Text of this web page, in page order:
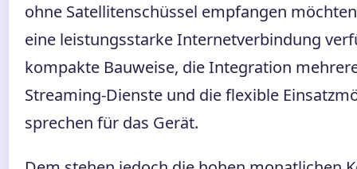
ohne Satellitenschüssel empfangen
eine leistungsstarke Internetverbindung
kompakte Bauweise, die Integration
Streaming-Dienste und die flexible
sprechen für das Gerät.